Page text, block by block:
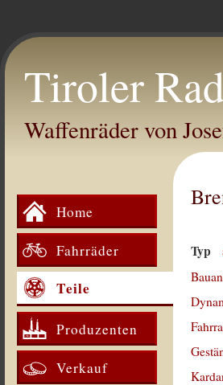
Tiroler
Waffenräder von
Home
Fahrräder
Teile
Produzenten
Verkauf
Typ